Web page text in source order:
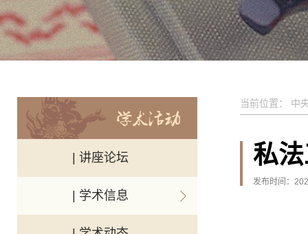
| 讲座论坛
| 学术信息
当前位置： 中
私
发布时间：